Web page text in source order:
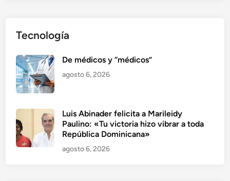
Tecnología
De médicos y “médicos”
agosto 6, 2026
Luis Abinader felicita a Marileidy
Paulino: «Tu victoria hizo vibrar a toda
República Dominicana»
agosto 6, 2026